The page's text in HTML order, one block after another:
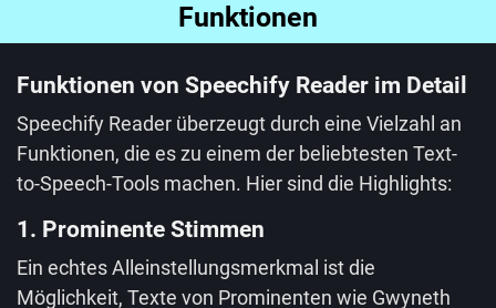
Funktionen
Funktionen von Speechify Reader im Detail
Speechify Reader überzeugt durch eine Vielzahl an
Funktionen, die es zu einem der beliebtesten Text-
to-Speech-Tools machen. Hier sind die Highlights:
1. Prominente Stimmen
Ein echtes Alleinstellungsmerkmal ist die
Möglichkeit, Texte von Prominenten wie Gwyneth